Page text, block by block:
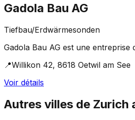
Gadola Bau AG
Tiefbau/Erdwärmesonden
Gadola Bau AG est une entreprise
📍Willikon 42, 8618 Oetwil am See
Voir détails
Autres villes de Zurich